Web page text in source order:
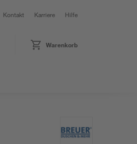
Kontakt Karriere Hilfe
Warenkorb